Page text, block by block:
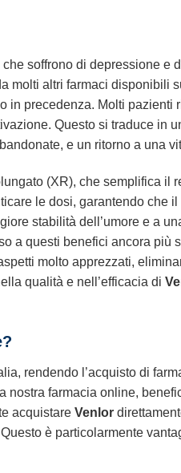
soffrono di depressione e
molti altri farmaci disponibili
in precedenza. Molti
Questo si traduce in
e un ritorno a una
(XR), che semplifica il
le dosi, garantendo che
stabilità dell’umore e a
a questi benefici ancora più
molto apprezzati,
qualità e nell’efficacia di
rendendo l’acquisto di
nostra farmacia online,
acquistare Venlor
è particolarmente